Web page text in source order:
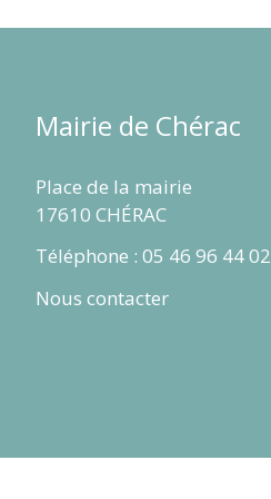
Mairie de Chérac
Place de la mairie
17610 CHÉRAC
Téléphone : 05 46 96 44 02
Nous contacter